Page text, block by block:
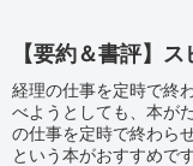
【要約＆書評】
経理の仕事を定時で終
べようとしても、本が
の仕事を定時で終わら
という本がおすすめで